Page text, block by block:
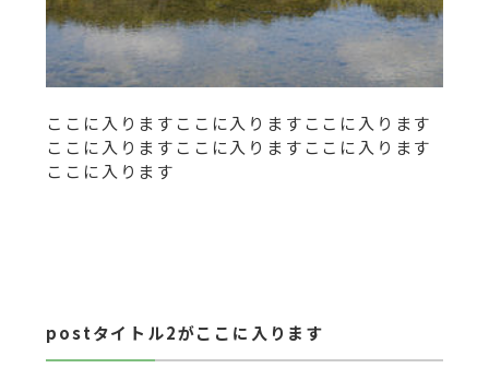
ここに入りますここに入りますここに入ります
ここに入りますここに入りますここに入ります
ここに入ります
postタイトル2がここに入ります